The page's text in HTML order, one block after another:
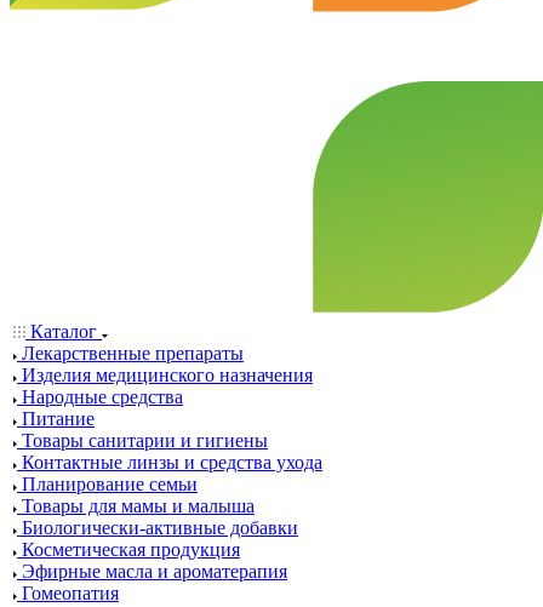
Каталог
Лекарственные препараты
Изделия медицинского назначения
Народные средства
Питание
Товары санитарии и гигиены
Контактные линзы и средства ухода
Планирование семьи
Товары для мамы и малыша
Биологически-активные добавки
Косметическая продукция
Эфирные масла и ароматерапия
Гомеопатия